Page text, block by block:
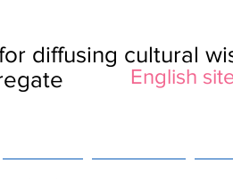
diffusing cultural
English